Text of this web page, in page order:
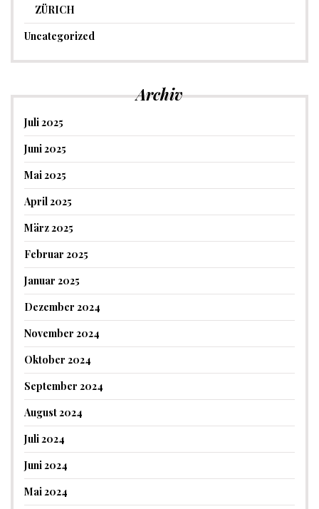
ZÜRICH
Uncategorized
Archiv
Juli 2025
Juni 2025
Mai 2025
April 2025
März 2025
Februar 2025
Januar 2025
Dezember 2024
November 2024
Oktober 2024
September 2024
August 2024
Juli 2024
Juni 2024
Mai 2024